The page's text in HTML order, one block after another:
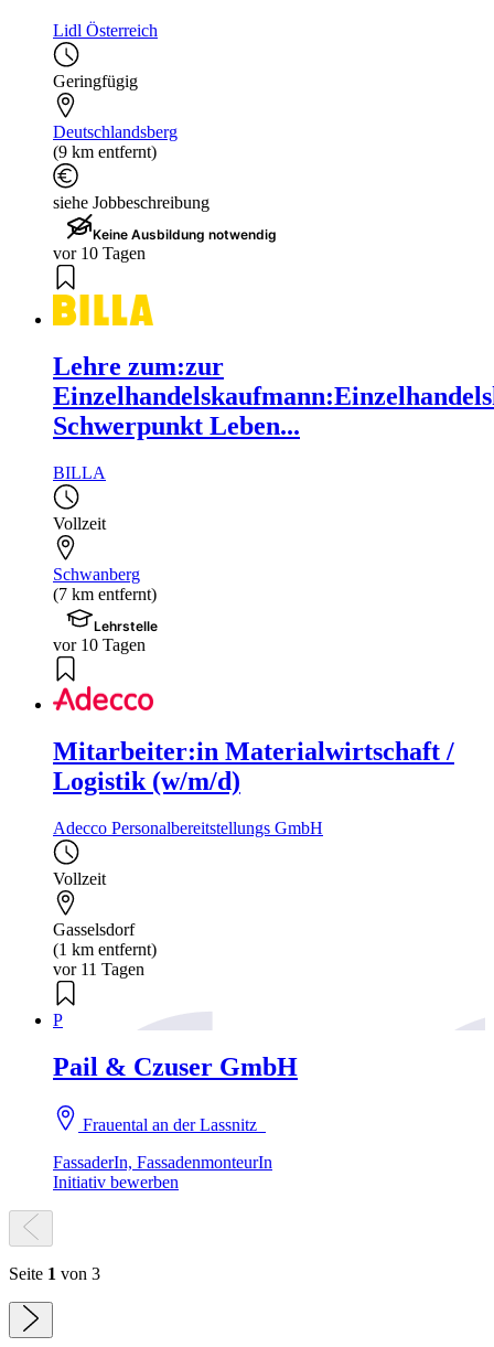
Lidl Österreich
Geringfügig
Deutschlandsberg
(9 km entfernt)
siehe Jobbeschreibung
Keine Ausbildung notwendig
vor 10 Tagen
Lehre zum:zur
Schwerpunkt Leben...
BILLA
Vollzeit
Schwanberg
(7 km entfernt)
Lehrstelle
vor 10 Tagen
Mitarbeiter:in Materialwirtschaft /
Logistik (w/m/d)
Adecco Personalbereitstellungs GmbH
Vollzeit
Gasselsdorf
(1 km entfernt)
vor 11 Tagen
P
Pail & Czuser GmbH
Frauental an der Lassnitz
FassaderIn, FassadenmonteurIn
Initiativ bewerben
Seite 1 von 3